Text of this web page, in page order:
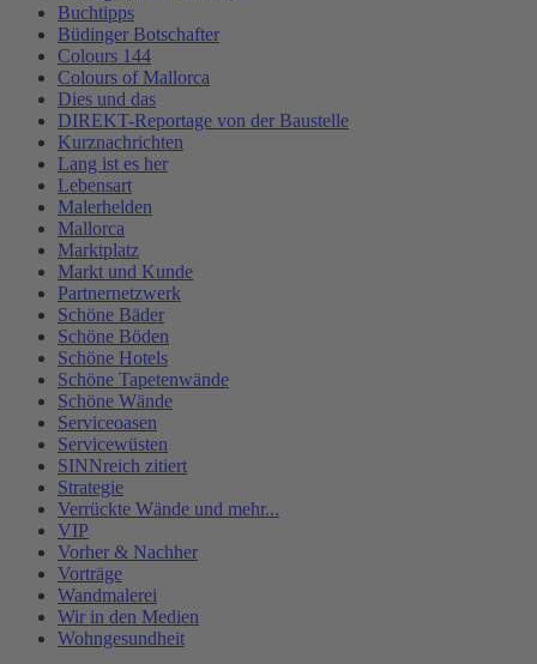
Buchtipps
Büdinger Botschafter
Colours 144
Colours of Mallorca
Dies und das
DIREKT-Reportage von der Baustelle
Kurznachrichten
Lang ist es her
Lebensart
Malerhelden
Mallorca
Marktplatz
Markt und Kunde
Partnernetzwerk
Schöne Bäder
Schöne Böden
Schöne Hotels
Schöne Tapetenwände
Schöne Wände
Serviceoasen
Servicewüsten
SINNreich zitiert
Strategie
Verrückte Wände und mehr...
VIP
Vorher & Nachher
Vorträge
Wandmalerei
Wir in den Medien
Wohngesundheit